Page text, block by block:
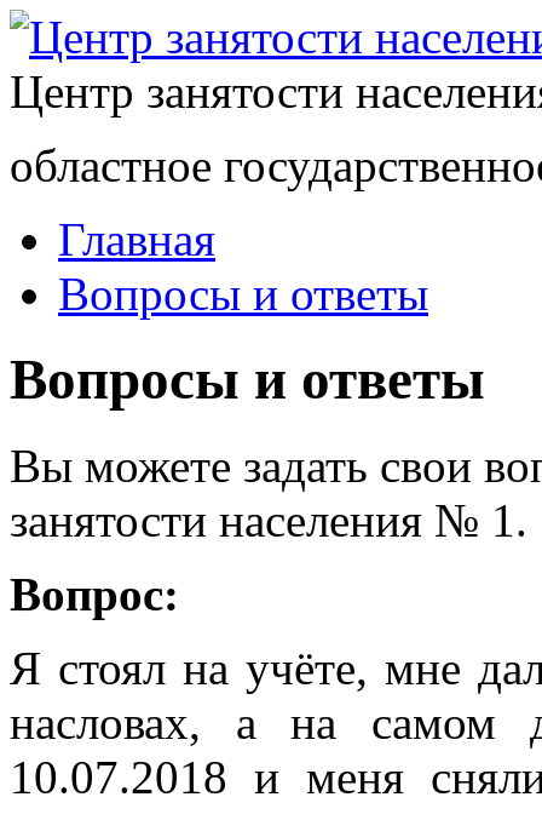
Центр занятости
областное
Главная
Вопросы и ответы
Вопросы и ответы
Вы можете задать свои
занятости населения № 1.
Вопрос:
Я стоял на учёте, мне
насловах, а на самом
10.07.2018 и меня